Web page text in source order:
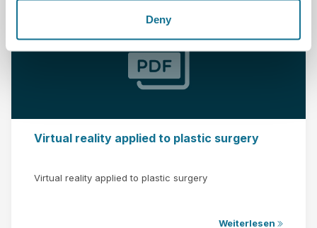
Deny
Virtual reality applied to plastic surgery
Virtual reality applied to plastic surgery
Weiterlesen